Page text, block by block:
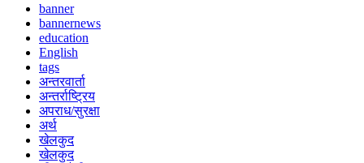
banner
bannernews
education
English
tags
अन्तरवार्ता
अन्तर्राष्ट्रिय
अपराध/सुरक्षा
अर्थ
खेलकुद
खेलकुद